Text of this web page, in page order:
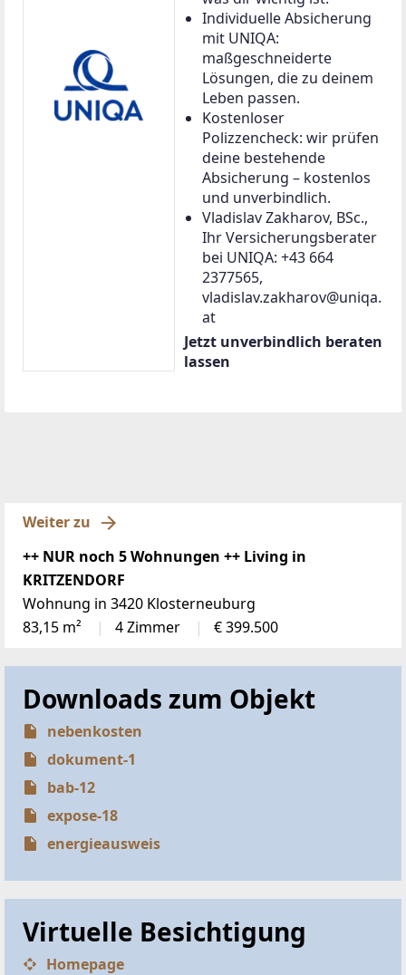
Individuelle Absicherung
mit UNIQA:
maßgeschneiderte
Lösungen, die zu deinem
Leben passen.
Kostenloser
Polizzencheck: wir prüfen
deine bestehende
Absicherung – kostenlos
und unverbindlich.
Vladislav Zakharov, BSc.,
Ihr Versicherungsberater
bei UNIQA: +43 664
2377565,
vladislav.zakharov@uniqa.
at
Jetzt unverbindlich beraten
lassen
Weiter zu
++ NUR noch 5 Wohnungen ++ Living in
KRITZENDORF
Wohnung in 3420 Klosterneuburg
83,15 m²
4 Zimmer € 399.500
Downloads zum Objekt
nebenkosten
dokument-1
bab-12
expose-18
energieausweis
Virtuelle Besichtigung
Homepage